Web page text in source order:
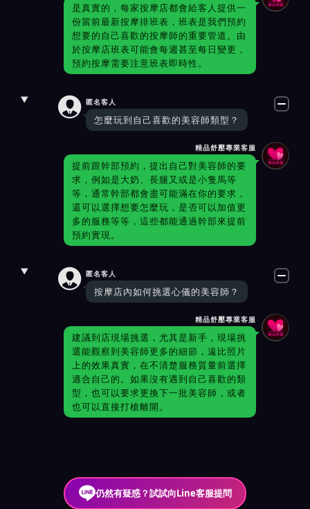
是真實的，每家按摩店都會給客人提供一
份當前最新按摩排班表，班表是我們預約
想要的自己喜歡的按摩師的重要管道。由
於按摩店班表可能會每週甚至每日變更，
預約按摩需要注意班表即時性。
 匿名客人
怎麼玩到自己喜歡的美容師類型？
精品舒壓專業客服
提前跟幹部預約，提出自己對美容師的要
求，例如是大奶、長腿又或是小隻馬等
等，通常幹部都會盡可能滿在你的要求，
還可以選擇想要怎麼玩，是否可以加值更
多的服務等等，這些都能通過幹部來提前
預約實現。
 匿名客人
按摩店內如何挑選心儀的美容師？
精品舒壓專業客服
建議到店現場挑選，尤其是新手，現場挑
選能觀察到美容師更多的細節，遠比照片
上的效果真實，在不清楚服務質量前選擇
適合自己的。如果沒有遇到自己喜歡的類
型，也可以要求更換下一批美容師，或者
也可以直接打槍離開。
仍然有疑惑？試試向Line客服提問